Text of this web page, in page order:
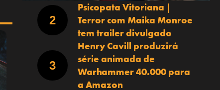
Psicopata Vitoriana |
Terror com Maika Monroe
tem trailer divulgado
Henry Cavill produzirá
série animada de
Warhammer 40.000 para
a Amazon